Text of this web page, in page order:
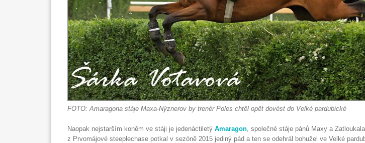
FOTO: Amaragona stáje Maxa-Nýznerov by trenér Poles chtěl opět dovést do Velké pardubické
Naopak nejstarším koněm ve stáji je jedenáctiletý Amaragon, společné stáje pánů Maxy a
z Prvomájové steeplechase potkal v sezóně 2015 jediný pád a ten se odehrál bohužel ve Velké